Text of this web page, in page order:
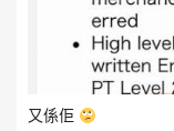
又係佢